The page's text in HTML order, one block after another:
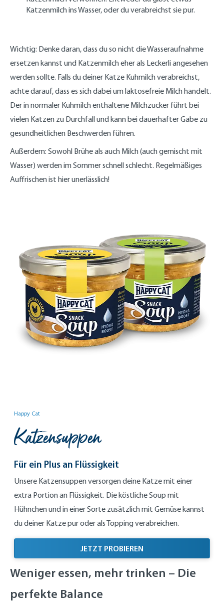
Katzenmilch ins Wasser, oder du verabreichst sie pur.
Wichtig: Denke daran, dass du so nicht die Wasseraufnahme
ersetzen kannst und Katzenmilch eher als Leckerli angesehen
werden sollte. Falls du deiner Katze Kuhmilch verabreichst,
achte darauf, dass es sich dabei um laktosefreie Milch handelt.
Der in normaler Kuhmilch enthaltene Milchzucker führt bei
vielen Katzen zu Durchfall und kann bei dauerhafter Gabe zu
gesundheitlichen Beschwerden führen.
Außerdem: Sowohl Brühe als auch Milch (auch gemischt mit
Wasser) werden im Sommer schnell schlecht. Regelmäßiges
Auffrischen ist hier unerlässlich!
Happy Cat
Katzensuppen
Für ein Plus an Flüssigkeit
Unsere Katzensuppen versorgen deine Katze mit einer
extra Portion an Flüssigkeit. Die köstliche Soup mit
Hühnchen und in einer Sorte zusätzlich mit Gemüse kannst
du deiner Katze pur oder als Topping verabreichen.
JETZT PROBIEREN
Weniger essen, mehr trinken – Die
perfekte Balance